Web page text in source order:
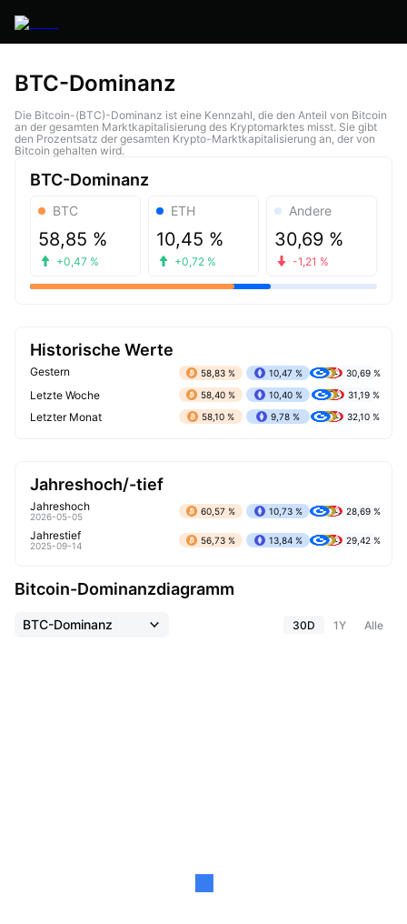
BTC-Dominanz
Die Bitcoin-(BTC)-Dominanz ist eine Kennzahl, die den Anteil von Bitcoin
an der gesamten Marktkapitalisierung des Kryptomarktes misst. Sie gibt
den Prozentsatz der gesamten Krypto-Marktkapitalisierung an, der von
Bitcoin gehalten wird.
BTC-Dominanz
BTC
58,85 %
+0,47 %
ETH
10,45 %
+0,72 %
Andere
30,69 %
-1,21 %
Historische Werte
Gestern 58,83 % 10,47 % 30,69 %
Letzte Woche 58,40 % 10,40 % 31,19 %
Letzter Monat 58,10 % 9,78 % 32,10 %
Jahreshoch/-tief
Jahreshoch
2026-05-05
60,57 % 10,73 % 28,69 %
Jahrestief
2025-09-14
56,73 % 13,84 % 29,42 %
Bitcoin-Dominanzdiagramm
BTC-Dominanz 30D 1Y Alle